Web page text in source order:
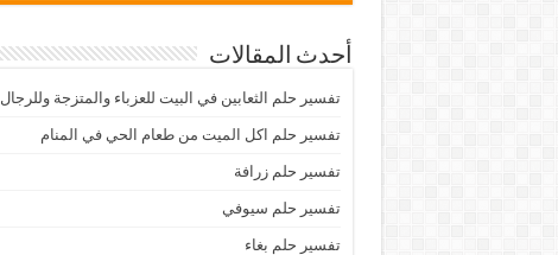
أحدث المقالات
تفسير حلم الثعابين في البيت للعزباء والمتزجة وللرجال
تفسير حلم اكل الميت من طعام الحي في المنام
تفسير حلم زرافة
تفسير حلم سيوفي
تفسير حلم بغاء